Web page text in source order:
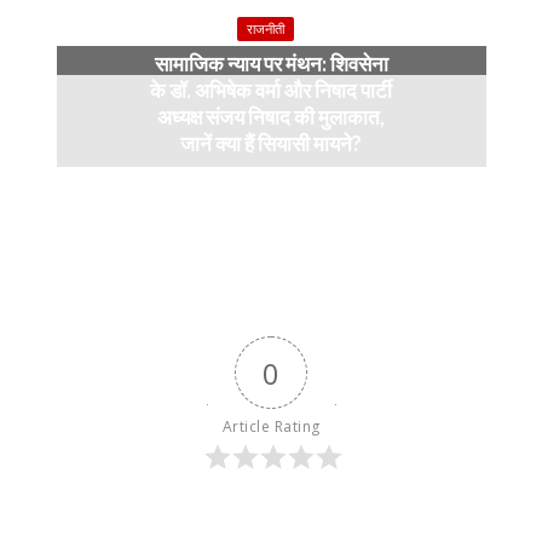
राजनीती
सामाजिक न्याय पर मंथन: शिवसेना
के डॉ. अभिषेक वर्मा और निषाद पार्टी
अध्यक्ष संजय निषाद की मुलाकात,
जानें क्या हैं सियासी मायने?
0
Article Rating